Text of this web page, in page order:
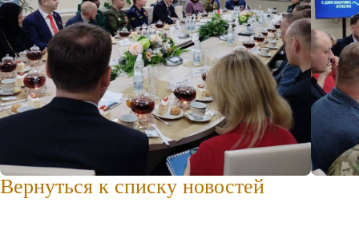
Вернуться к списку новостей